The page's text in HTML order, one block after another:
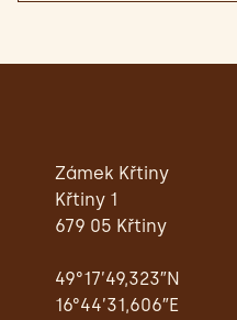
Zámek Křtiny
Křtiny 1
679 05 Křtiny
49°17’49,323″N
16°44’31,606″E